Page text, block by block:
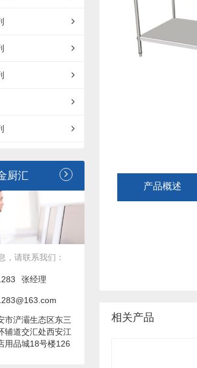
厨汇
，请联系我们：
张经理
市浐灞生态区东三
辅道交汇处西安江
用品城18号楼126
产品概述
相关产品